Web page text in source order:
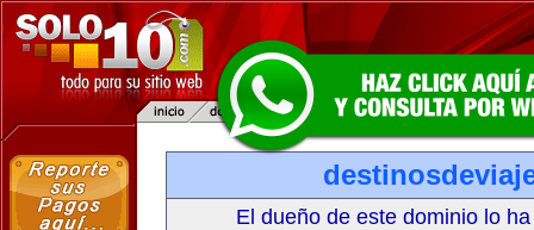
El dueño de este dominio lo